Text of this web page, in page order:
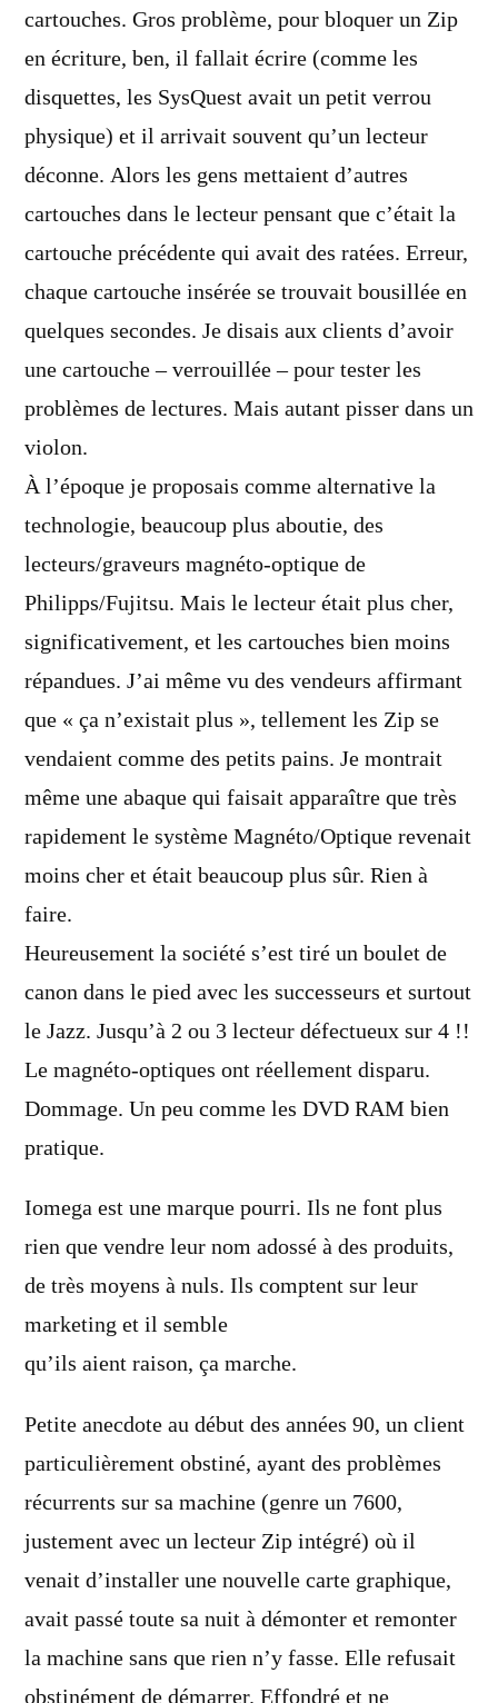
cartouches. Gros problème, pour bloquer un Zip
en écriture, ben, il fallait écrire (comme les
disquettes, les SysQuest avait un petit verrou
physique) et il arrivait souvent qu’un lecteur
déconne. Alors les gens mettaient d’autres
cartouches dans le lecteur pensant que c’était la
cartouche précédente qui avait des ratées. Erreur,
chaque cartouche insérée se trouvait bousillée en
quelques secondes. Je disais aux clients d’avoir
une cartouche – verrouillée – pour tester les
problèmes de lectures. Mais autant pisser dans un
violon.
À l’époque je proposais comme alternative la
technologie, beaucoup plus aboutie, des
lecteurs/graveurs magnéto-optique de
Philipps/Fujitsu. Mais le lecteur était plus cher,
significativement, et les cartouches bien moins
répandues. J’ai même vu des vendeurs affirmant
que « ça n’existait plus », tellement les Zip se
vendaient comme des petits pains. Je montrait
même une abaque qui faisait apparaître que très
rapidement le système Magnéto/Optique revenait
moins cher et était beaucoup plus sûr. Rien à
faire.
Heureusement la société s’est tiré un boulet de
canon dans le pied avec les successeurs et surtout
le Jazz. Jusqu’à 2 ou 3 lecteur défectueux sur 4 !!
Le magnéto-optiques ont réellement disparu.
Dommage. Un peu comme les DVD RAM bien
pratique.
Iomega est une marque pourri. Ils ne font plus
rien que vendre leur nom adossé à des produits,
de très moyens à nuls. Ils comptent sur leur
marketing et il semble
qu’ils aient raison, ça marche.
Petite anecdote au début des années 90, un client
particulièrement obstiné, ayant des problèmes
récurrents sur sa machine (genre un 7600,
justement avec un lecteur Zip intégré) où il
venait d’installer une nouvelle carte graphique,
avait passé toute sa nuit à démonter et remonter
la machine sans que rien n’y fasse. Elle refusait
obstinément de démarrer. Effondré et ne